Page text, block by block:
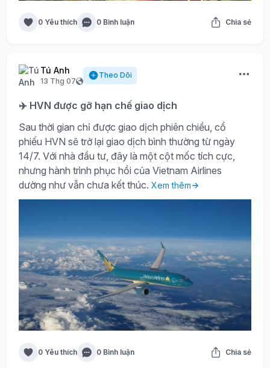
0 Yêu thích 0 Bình luận Chia sẻ
Tú Anh
13 Thg 07
Theo Dõi
✈️ HVN được gỡ hạn chế giao dịch
Sau thời gian chỉ được giao dịch phiên chiều, cổ
phiếu HVN sẽ trở lại giao dịch bình thường từ ngày
14/7. Với nhà đầu tư, đây là một cột mốc tích cực,
nhưng hành trình phục hồi của Vietnam Airlines
dường như vẫn chưa kết thúc. Xem thêm
0 Yêu thích 0 Bình luận Chia sẻ